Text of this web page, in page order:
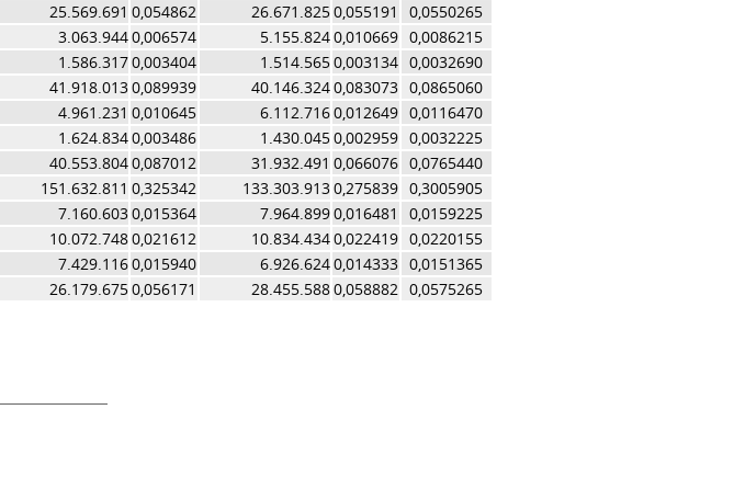
25.569.691 0,054862 26.671.8250,055191
0,0550265
3.063.9440,006574 5.155.8240,010669 0,0086215
1.586.3170,003404 1.514.5650,003134 0,0032690
41.918.0130,089939 40.146.3240,083073 0,0865060
4.961.231 0,010645 6.112.7160,012649 0,0116470
1.624.8340,003486 1.430.0450,002959 0,0032225
40.553.8040,087012 31.932.491 0,066076 0,0765440
151.632.811 0,325342 133.303.9130,275839 0,3005905
7.160.6030,015364 7.964.8990,016481
0,0159225
10.072.7480,021612 10.834.4340,022419 0,0220155
7.429.1160,015940 6.926.6240,014333 0,0151365
26.179.6750,056171 28.455.5880,058882 0,0575265